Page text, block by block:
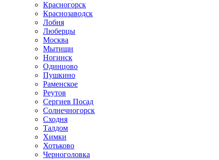
Красногорск
Краснозаводск
Лобня
Люберцы
Москва
Мытищи
Ногинск
Одинцово
Пушкино
Раменское
Реутов
Сергиев Посад
Солнечногорск
Сходня
Талдом
Химки
Хотьково
Черноголовка